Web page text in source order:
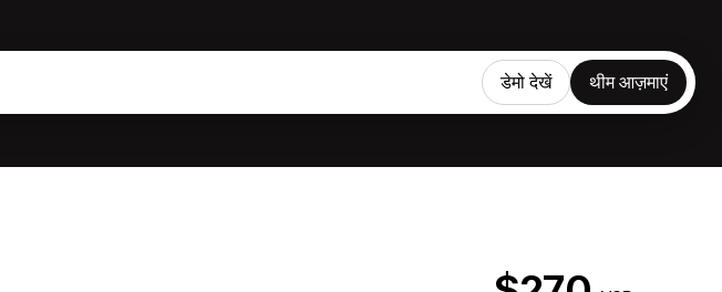
डेमो देखें थीम आज़माएं